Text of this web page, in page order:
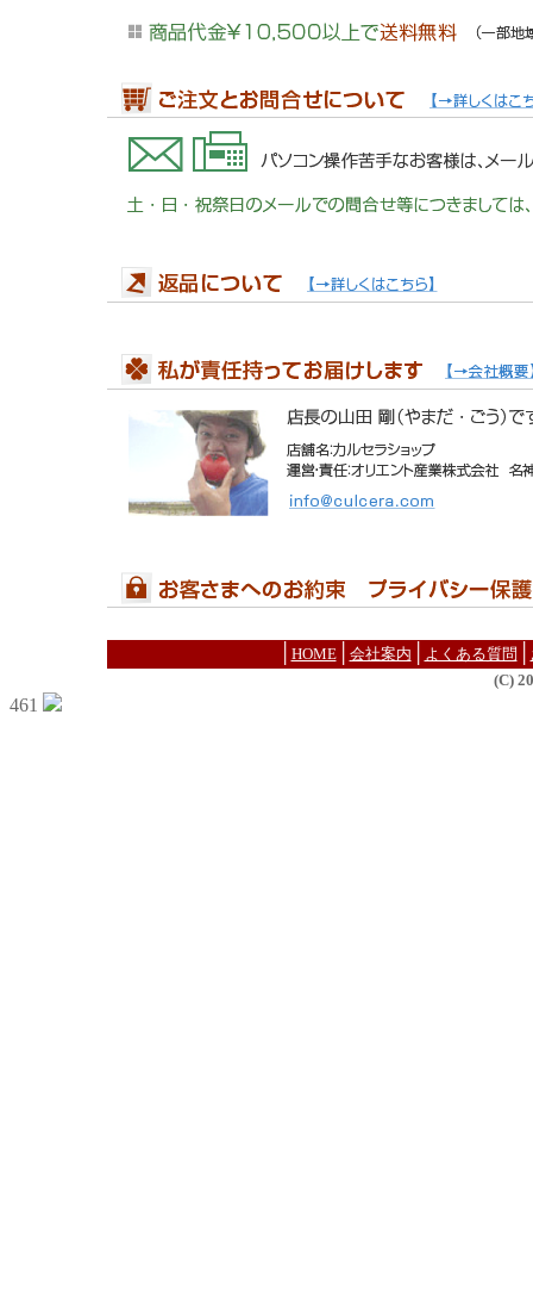
HOME│ 会社案内 よくある質問
(C)
461